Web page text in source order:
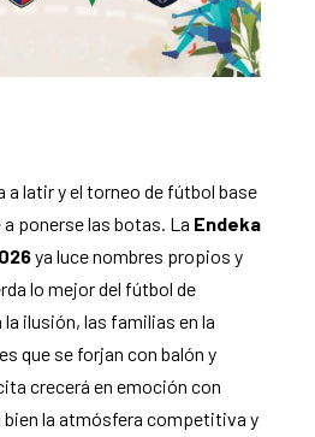
a latir y el torneo de fútbol base
a ponerse las botas. La Endeka
ya luce nombres propios y
lo mejor del fútbol de
ilusión, las familias en la
que se forjan con balón y
crecerá en emoción con
bien la atmósfera competitiva y